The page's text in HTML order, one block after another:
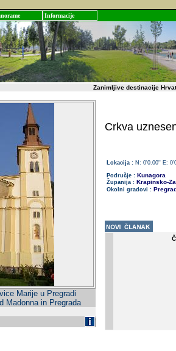
Informacije
Zanimljive destinacije
Marije u Pregradi
Madonna in Pregrada
Crkva
Lokacija : N: 0'0.00'' E:
Područje : Kunagora
Županija : Krapinsko-
Okolni gradovi :